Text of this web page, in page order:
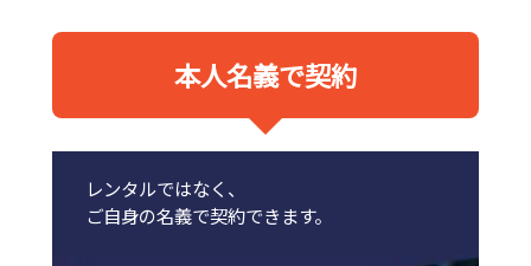
本人名義で契約
レンタルではなく、
ご自身の名義で契約できます。